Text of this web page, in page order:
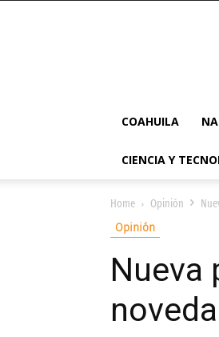
COAHUILA
CIENCIA Y
Home Opinión
Opinión
Nueva